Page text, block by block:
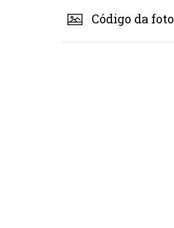
Código da foto